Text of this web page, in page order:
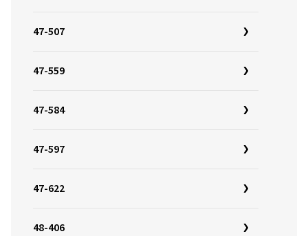
47-507
47-559
47-584
47-597
47-622
48-406